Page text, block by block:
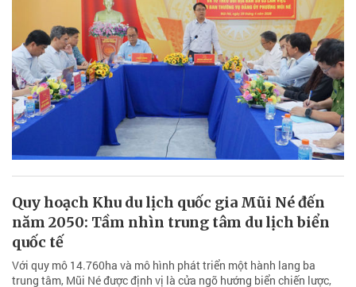
Quy hoạch Khu du lịch quốc gia Mũi Né đến
năm 2050: Tầm nhìn trung tâm du lịch biển
quốc tế
Với quy mô 14.760ha và mô hình phát triển một hành lang ba
trung tâm, Mũi Né được định vị là cửa ngõ hướng biển chiến lược,